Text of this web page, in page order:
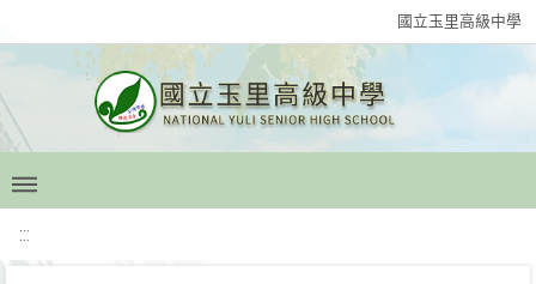
國立玉里高級中學
:::